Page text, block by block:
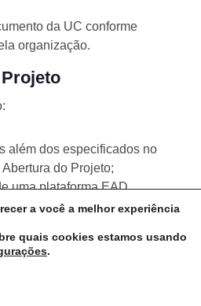
da UC conforme
organização.
além dos especificados no
do Projeto;
uma plataforma EAD.
esqueça de incluir na
título do projetoe um espaço
certifique-se de inserir
a você a melhor experiência
quais cookies estamos usando
.